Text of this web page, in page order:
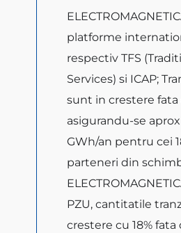
platforme
respectiv TFS
Services) si ICAP;
sunt in crestere fata
asigurandu-se
GWh/an pentru cei
parteneri din
PZU, cantitatile
crestere cu 18% fata